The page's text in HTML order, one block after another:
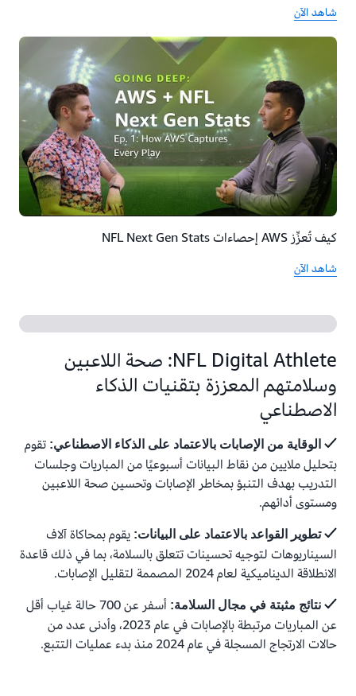
شاهد الآن
كيف تُعزِّز AWS إحصاءات NFL Next Gen Stats
شاهد الآن
NFL Digital Athlete: صحة اللاعبين
وسلامتهم المعززة بتقنيات الذكاء
الاصطناعي
الوقاية من الإصابات بالاعتماد على الذكاء الاصطناعي: تقوم
بتحليل ملايين من نقاط البيانات أسبوعيًا من المباريات وجلسات
التدريب بهدف التنبؤ بمخاطر الإصابات وتحسين صحة اللاعبين
ومستوى أدائهم.
تطوير القواعد بالاعتماد على البيانات: يقوم بمحاكاة آلاف
السيناريوهات لتوجيه تحسينات تتعلق بالسلامة، بما في ذلك قاعدة
الانطلاقة الديناميكية لعام 2024 المصممة لتقليل الإصابات.
نتائج مثبتة في مجال السلامة:
أسفر عن 700 حالة غياب أقل
عن المباريات مرتبطة بالإصابات في عام 2023، وأدنى عدد من
حالات الارتجاج المسجلة في عام 2024 منذ بدء عمليات التتبع.